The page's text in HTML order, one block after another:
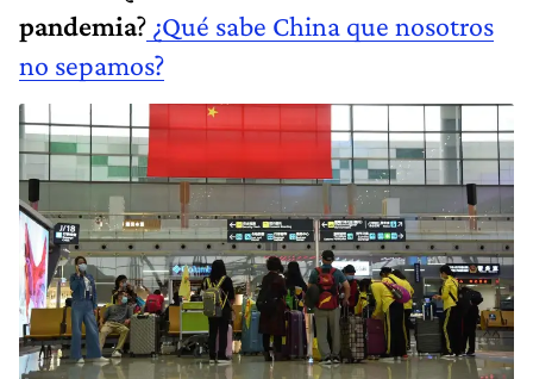
pandemia? ¿Qué sabe China que nosotros
no sepamos?